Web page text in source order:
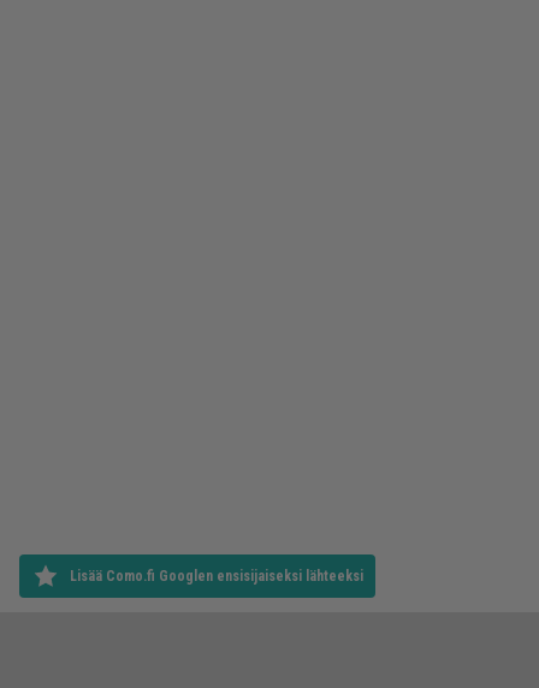
Lisää Como.fi Googlen ensisijaiseksi lähteeksi